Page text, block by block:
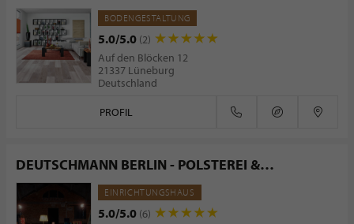
BODENGESTALTUNG
5.0/5.0 (2)
Auf den Blöcken 12
21337 Lüneburg
Deutschland
PROFIL
DEUTSCHMANN BERLIN - POLSTEREI &
RAUMAUSSTATTUNGEINRICHTUNGSHAUS
5.0/5.0 (6)